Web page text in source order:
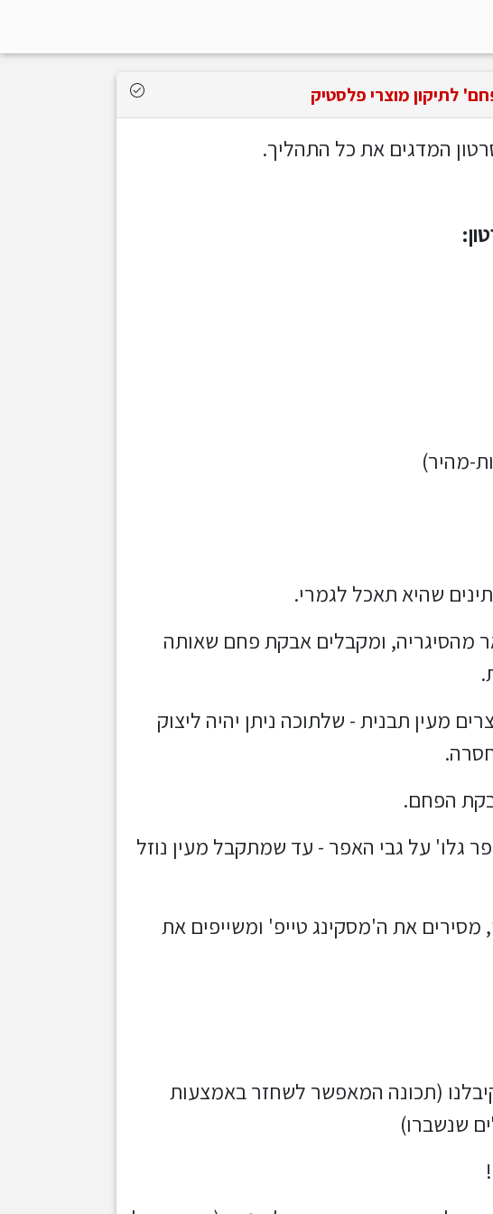
לתיקון מוצרי פלסטיק
המדגים את כל התהליך.
מהסיגריה, ומקבלים אבקת פחם שאותה
מעין תבנית - שלתוכה ניתן יהיה ליצוק
גלו' על גבי האפר - עד שמתקבל מעין נוזל
את ה'מסקינג טייפ' ומשייפים את
(תכונה המאפשר לשחזר באמצעות
שנשברו)